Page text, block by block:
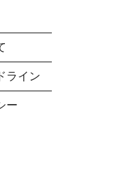
ライン
ー